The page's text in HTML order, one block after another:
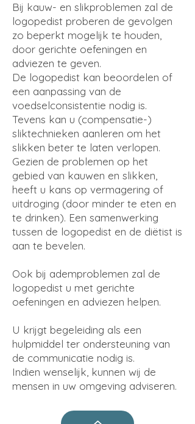
Bij kauw- en slikproblemen zal de
logopedist proberen de gevolgen
zo beperkt mogelijk te houden,
door gerichte oefeningen en
adviezen te geven.
De logopedist kan beoordelen of
een aanpassing van de
voedselconsistentie nodig is.
Tevens kan u (compensatie-)
sliktechnieken aanleren om het
slikken beter te laten verlopen.
Gezien de problemen op het
gebied van kauwen en slikken,
heeft u kans op vermagering of
uitdroging (door minder te eten en
te drinken). Een samenwerking
tussen de logopedist en de diëtist is
aan te bevelen.
Ook bij ademproblemen zal de
logopedist u met gerichte
oefeningen en adviezen helpen.
U krijgt begeleiding als een
hulpmiddel ter ondersteuning van
de communicatie nodig is.
Indien wenselijk, kunnen wij de
mensen in uw omgeving adviseren.